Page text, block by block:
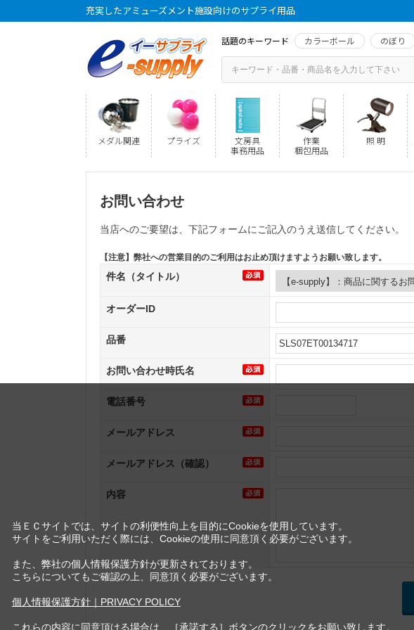
充実したアミューズメント施設向けのサプライ用品
話題のキーワード カラーボール のぼり
メダル関連 プライズ
文房具
事務用品
作業
梱包用品
照 明
お問い合わせ
当店へのご要望は、下記フォームにご記入のうえ送信してください。
【注意】弊社への営業目的のご利用はお止め頂けますようお願い致します。
件名（タイトル）
オーダーID
品番
お問い合わせ時氏名
電話番号
メールアドレス
メールアドレス（確認）
内容
当ＥＣサイトでは、サイトの利便性向上を目的にCookieを使用しています。
サイトをご利用いただく際には、Cookieの使用に同意頂く必要がございます。
また、弊社の個人情報保護方針が更新されております。
こちらについてもご確認の上、同意頂く必要がございます。
個人情報保護方針｜PRIVACY POLICY
これらの内容に同意頂ける場合は、［承諾する］ボタンのクリックをお願い致します。